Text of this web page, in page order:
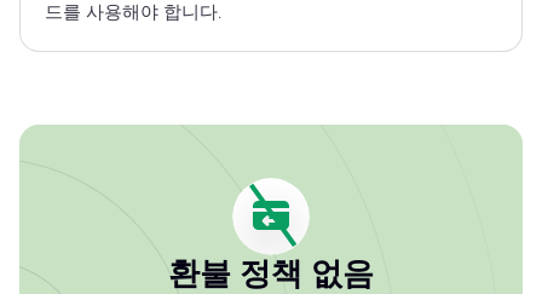
드를 사용해야 합니다.
환불 정책 없음